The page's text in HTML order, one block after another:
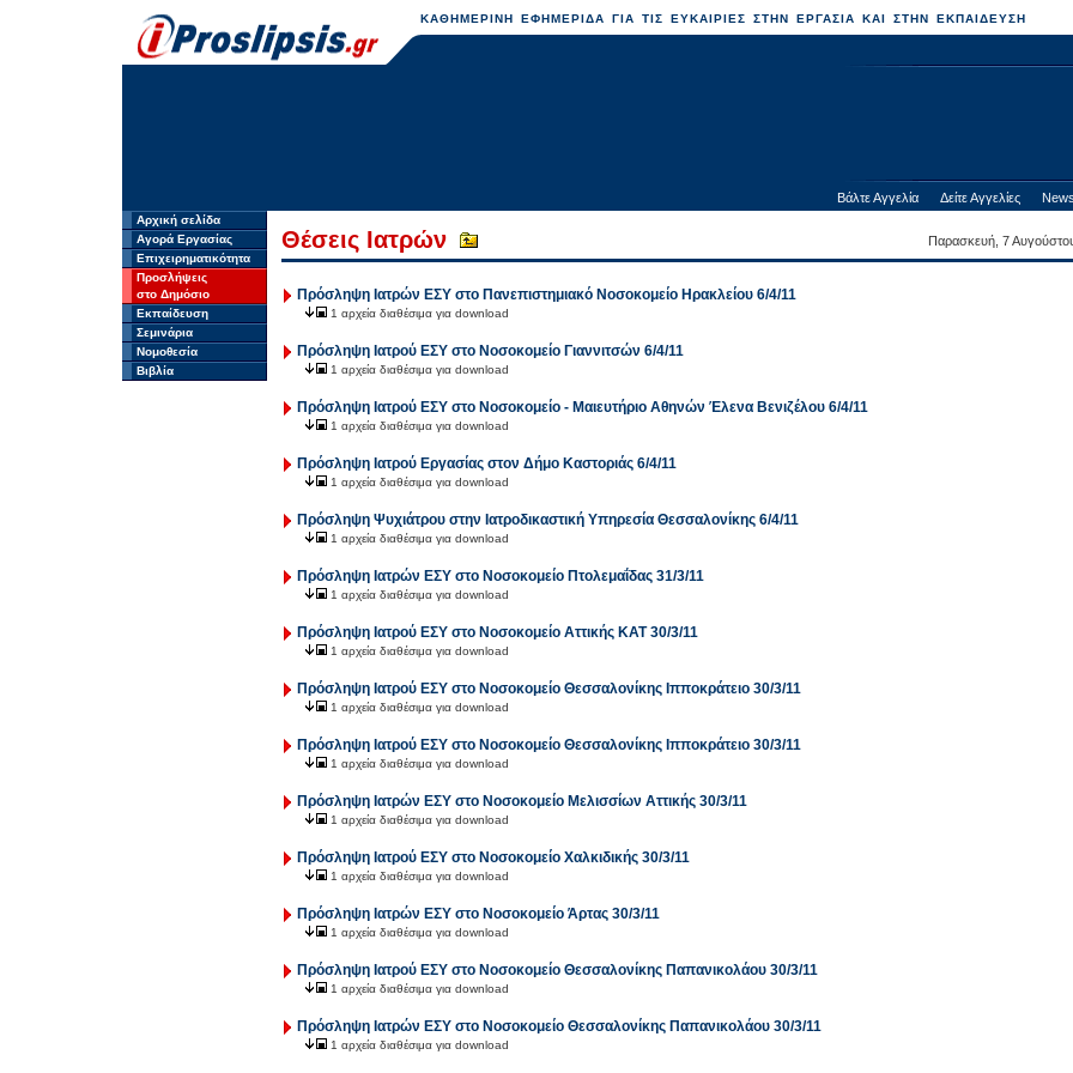
ΚΑΘΗΜΕΡΙΝΗ ΕΦΗΜΕΡΙΔΑ ΓΙΑ ΤΙΣ ΕΥΚΑΙΡΙΕΣ ΣΤΗΝ ΕΡΓΑΣΙΑ ΚΑΙ ΣΤΗΝ ΕΚΠΑΙΔΕΥΣΗ
Βάλτε Αγγελία Δείτε Αγγελίες
Αρχική σελίδα
Αγορά Εργασίας
Επιχειρηματικότητα
Προσλήψεις
στο Δημόσιο
Εκπαίδευση
Σεμινάρια
Νομοθεσία
Βιβλία
Θέσεις Ιατρών Παρασκευή, 7
Πρόσληψη Ιατρών ΕΣΥ στο Πανεπιστημιακό Νοσοκομείο Ηρακλείου 6/4/11
1 αρχεία διαθέσιμα για download
Πρόσληψη Ιατρού ΕΣΥ στο Νοσοκομείο Γιαννιτσών 6/4/11
1 αρχεία διαθέσιμα για download
Πρόσληψη Ιατρού ΕΣΥ στο Νοσοκομείο - Μαιευτήριο Αθηνών Έλενα Βενιζέλου 6/4/11
1 αρχεία διαθέσιμα για download
Πρόσληψη Ιατρού Εργασίας στον Δήμο Καστοριάς 6/4/11
1 αρχεία διαθέσιμα για download
Πρόσληψη Ψυχιάτρου στην Ιατροδικαστική Υπηρεσία Θεσσαλονίκης 6/4/11
1 αρχεία διαθέσιμα για download
Πρόσληψη Ιατρών ΕΣΥ στο Νοσοκομείο Πτολεμαΐδας 31/3/11
1 αρχεία διαθέσιμα για download
Πρόσληψη Ιατρού ΕΣΥ στο Νοσοκομείο Αττικής ΚΑΤ 30/3/11
1 αρχεία διαθέσιμα για download
Πρόσληψη Ιατρού ΕΣΥ στο Νοσοκομείο Θεσσαλονίκης Ιπποκράτειο 30/3/11
1 αρχεία διαθέσιμα για download
Πρόσληψη Ιατρού ΕΣΥ στο Νοσοκομείο Θεσσαλονίκης Ιπποκράτειο 30/3/11
1 αρχεία διαθέσιμα για download
Πρόσληψη Ιατρών ΕΣΥ στο Νοσοκομείο Μελισσίων Αττικής 30/3/11
1 αρχεία διαθέσιμα για download
Πρόσληψη Ιατρού ΕΣΥ στο Νοσοκομείο Χαλκιδικής 30/3/11
1 αρχεία διαθέσιμα για download
Πρόσληψη Ιατρών ΕΣΥ στο Νοσοκομείο Άρτας 30/3/11
1 αρχεία διαθέσιμα για download
Πρόσληψη Ιατρού ΕΣΥ στο Νοσοκομείο Θεσσαλονίκης Παπανικολάου 30/3/11
1 αρχεία διαθέσιμα για download
Πρόσληψη Ιατρών ΕΣΥ στο Νοσοκομείο Θεσσαλονίκης Παπανικολάου 30/3/11
1 αρχεία διαθέσιμα για download